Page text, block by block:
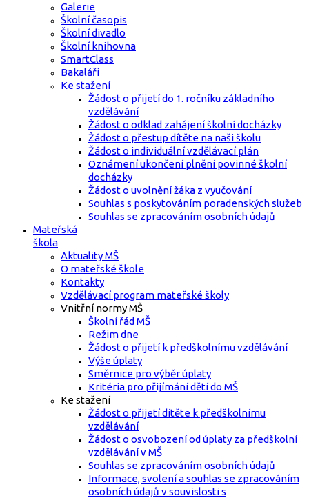
Galerie
Školní časopis
Školní divadlo
Školní knihovna
SmartClass
Bakaláři
Ke stažení
Žádost o přijetí do 1. ročníku základního
vzdělávání
Žádost o odklad zahájení školní docházky
Žádost o přestup dítěte na naši školu
Žádost o individuální vzdělávací plán
Oznámení ukončení plnění povinné školní
docházky
Žádost o uvolnění žáka z vyučování
Souhlas s poskytováním poradenských služeb
Souhlas se zpracováním osobních údajů
Mateřská
škola
Aktuality MŠ
O mateřské škole
Kontakty
Vzdělávací program mateřské školy
Vnitřní normy MŠ
Školní řád MŠ
Režim dne
Žádost o přijetí k předškolnímu vzdělávání
Výše úplaty
Směrnice pro výběr úplaty
Kritéria pro přijímání dětí do MŠ
Ke stažení
Žádost o přijetí dítěte k předškolnímu
vzdělávání
Žádost o osvobození od úplaty za předškolní
vzdělávání v MŠ
Souhlas se zpracováním osobních údajů
Informace, svolení a souhlas se zpracováním
osobních údajů v souvislosti s